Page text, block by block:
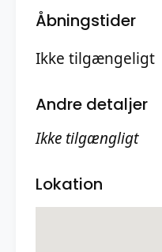
Åbningstider
Ikke tilgængeligt
Andre detaljer
Ikke tilgængligt
Lokation